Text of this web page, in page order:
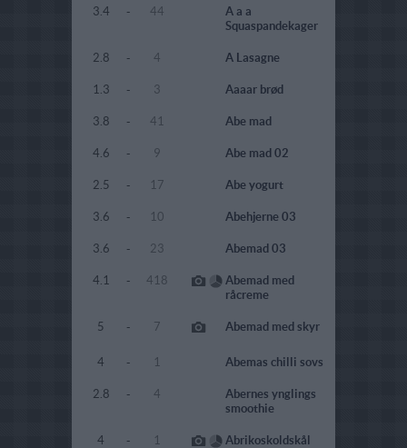
3.4 - 44
A a a
Squaspandekager
2.8 - 4 A Lasagne
1.3 - 3 Aaaar brød
3.8 - 41 Abe mad
4.6 - 9 Abe mad 02
2.5 - 17 Abe yogurt
3.6 - 10 Abehjerne 03
3.6 - 23 Abemad 03
4.1 - 418
Abemad med
råcreme
5 - 7 Abemad med skyr
4 - 1 Abemas chilli sovs
2.8 - 4
Abernes ynglings
smoothie
4 - 1 Abrikoskoldskål